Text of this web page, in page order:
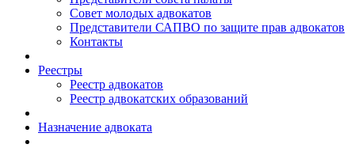
Совет молодых адвокатов
Представители САПВО по защите прав адвокатов
Контакты
Реестры
Реестр адвокатов
Реестр адвокатских образований
Назначение адвоката